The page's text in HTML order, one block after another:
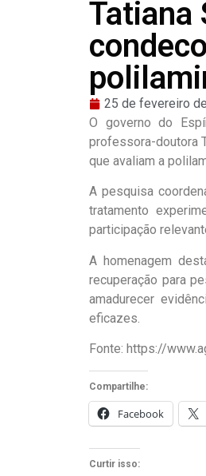
Tatiana
25 de fevereiro
O governo do
professora-doutora
que avaliam a
A pesquisa
tratamento
participação
A homenagem
recuperação para
amadurecer
eficazes.
Fonte: https://
Compartilhe:
Facebook
Curtir isso: